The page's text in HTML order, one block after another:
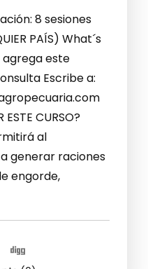
8 sesiones
PAÍS) What´s
agrega este
Escribe a:
ESTE CURSO?
al
generar raciones
engorde,